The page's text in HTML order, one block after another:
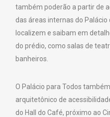
também poderão a partir de
das áreas internas do
localizem e saibam em
do prédio, como salas de
banheiros.
O Palácio para Todos
arquitetônico de
do Hall do Café, próximo ao